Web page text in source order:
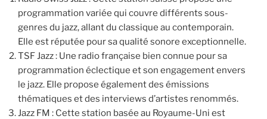
programmation variée qui couvre différents sous-
genres du jazz, allant du classique au contemporain.
Elle est réputée pour sa qualité sonore exceptionnelle.
TSF Jazz : Une radio française bien connue pour sa
programmation éclectique et son engagement envers
le jazz. Elle propose également des émissions
thématiques et des interviews d’artistes renommés.
Jazz FM : Cette station basée au Royaume-Uni est